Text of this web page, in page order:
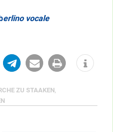
erlino vocale
ZU STAAKEN,